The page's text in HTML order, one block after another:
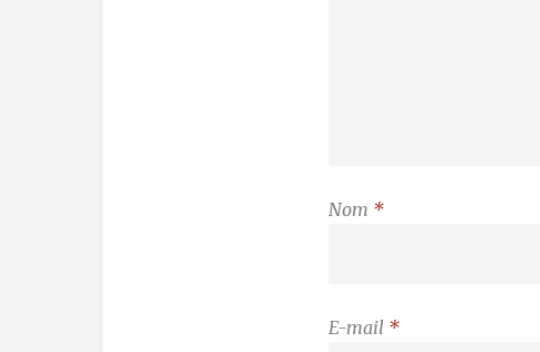
Nom *
E-mail *